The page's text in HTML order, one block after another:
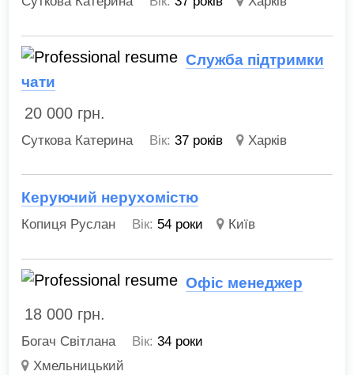
Служба підтримки
чати
20 000 грн.
Суткова Катерина Вік: 37 років Харків
Керуючий нерухомістю
Копиця Руслан Вік: 54 роки Київ
Офіс менеджер
18 000 грн.
Богач Світлана Вік: 34 роки
Хмельницький